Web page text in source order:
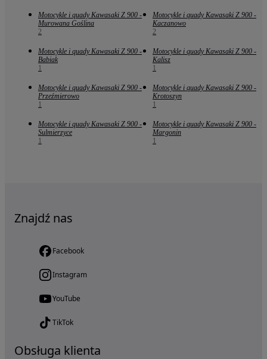
Motocykle i quady Kawasaki Z 900 -
Murowana Goślina
2
Motocykle i quady Kawasaki Z 900 -
Kaczanowo
2
Motocykle i quady Kawasaki Z 900 -
Babiak
1
Motocykle i quady Kawasaki Z 900 -
Kalisz
1
Motocykle i quady Kawasaki Z 900 -
Przeźmierowo
1
Motocykle i quady Kawasaki Z 900 -
Krotoszyn
1
Motocykle i quady Kawasaki Z 900 -
Sulmierzyce
1
Motocykle i quady Kawasaki Z 900 -
Margonin
1
Znajdź nas
Facebook
Instagram
YouTube
TikTok
Obsługa klienta